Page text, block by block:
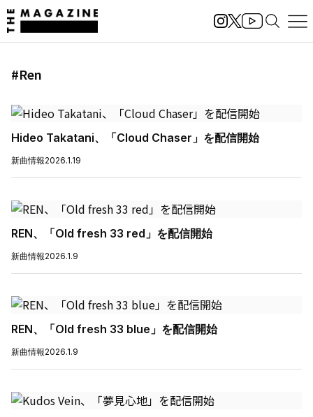
#Ren
Hideo Takatani、「Cloud Chaser」を配信開始
新曲情報2026.1.19
REN、「Old fresh 33 red」を配信開始
新曲情報2026.1.9
REN、「Old fresh 33 blue」を配信開始
新曲情報2026.1.9